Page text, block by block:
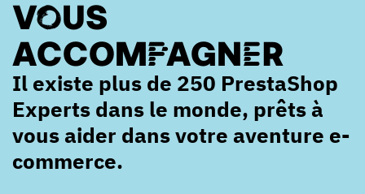
VOUS
ACCOMPAGNER
Il existe plus de 250 PrestaShop
Experts dans le monde, prêts à
vous aider dans votre aventure e-
commerce.